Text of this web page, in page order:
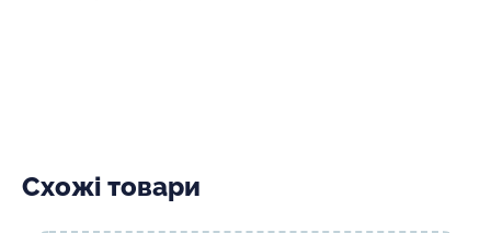
Схожі товари